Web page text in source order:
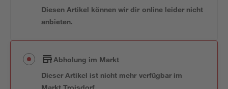
Diesen Artikel können wir dir online leider nicht
anbieten.
Abholung im Markt
Dieser Artikel ist nicht mehr verfügbar im
MarktTroisdorf